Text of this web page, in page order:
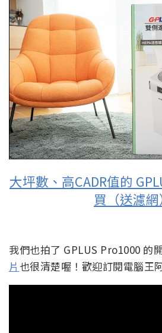
大坪數、高CADR值的
買（送濾網
我們也拍了 GPLUS Pro1000 的
片 也很清楚喔！歡迎訂閱電腦王